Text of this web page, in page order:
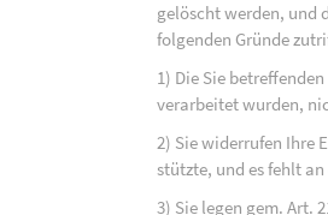
gelöscht werden, und
folgenden Gründe
1) Die Sie
verarbeitet wurden,
2) Sie widerrufen Ihre
stützte, und es fehlt
3) Sie legen gem. Art.